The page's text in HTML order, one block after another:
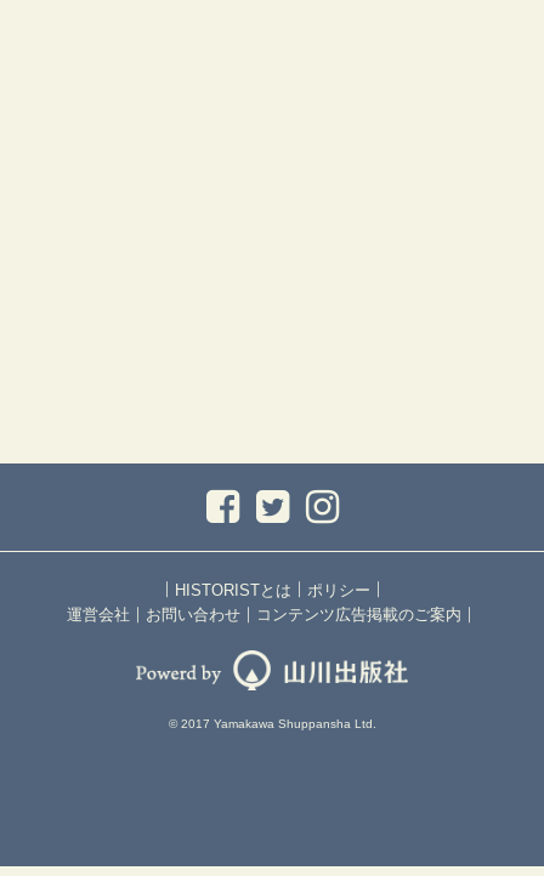
｜ HISTORISTとは ｜ ポリシー ｜
運営会社 ｜ お問い合わせ ｜ コンテンツ広告掲載のご案内 ｜
© 2017 Yamakawa Shuppansha Ltd.